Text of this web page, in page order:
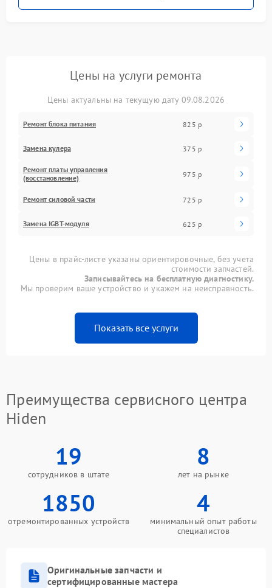
Цены на услуги ремонта
Цены актуальны на текущую дату 09.08.2026
Ремонт блока питания 825 р
Замена кулера 375 р
Ремонт платы управления
(восстановление)
975 р
Ремонт силовой части 725 р
Замена IGBT-модуля 625 р
Цены в прайс-листе указаны ориентировочные, без учета
стоимости запчастей.
Записывайтесь на бесплатную диагностику.
Мы проверим ваше устройство и укажем на неисправность.
Показать все услуги
Преимущества сервисного центра
Hiden
19
сотрудников в штате
8
лет на рынке
1850
отремонтированных устройств
4
минимальный опыт работы
специалистов
Оригинальные запчасти и
сертифицированные мастера